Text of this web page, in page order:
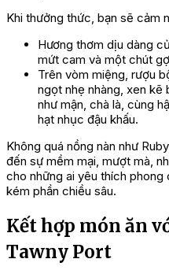
Khi thưởng thức, bạn sẽ cảm
Hương thơm dịu dàng
mứt cam và một chút
Trên vòm miệng, rượu
ngọt nhẹ nhàng, xen
như mận, chà là, cùng
hạt nhục đậu khấu.
Không quá nồng nàn như
đến sự mềm mại, mượt mà,
cho những ai yêu thích
kém phần chiều sâu.
Kết hợp món ăn
Tawny Port